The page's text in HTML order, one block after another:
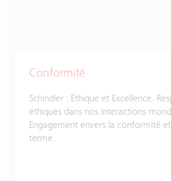
Conformité
Schindler : Éthique et Excellence.
éthiques dans nos interactions
Engagement envers la conformité
terme.